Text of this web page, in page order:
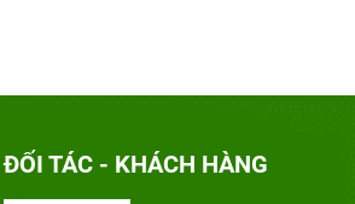
ĐỐI TÁC - KHÁCH HÀNG